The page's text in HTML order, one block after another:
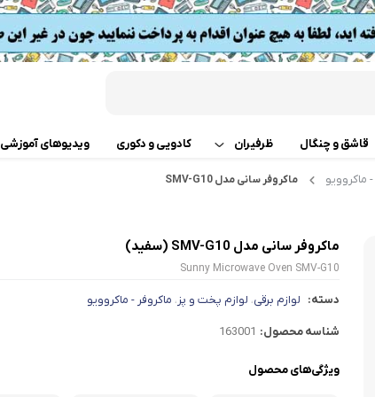
گوشت
خردکن
قاشق و چنگال ظرفیران
تابه دو دسته
ته چین پز
تابه های تک دسته دربدار
کادویی و دکوری ویدیوهای آموزشی
- ماکروویو
ماکروفر سانی مدل SMV-G10
ماکروفر سانی مدل SMV-G10 (سفید)
Sunny Microwave Oven SMV-G10
دسته: لوازم برقی، لوازم پخت و پز، ماکروفر - ماکروویو
شناسه محصول: 163001
ویژگی‌های محصول